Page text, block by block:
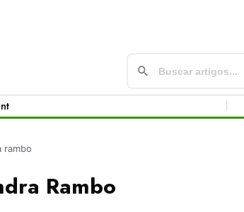
rambo
Rambo